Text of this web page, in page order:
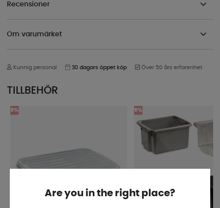
Recensioner
Om varumärket
Kunnig personal 30 dagars öppet köp Över 50 års erfarenhet
TILLBEHÖR
5% 5%
Are you in the right place?